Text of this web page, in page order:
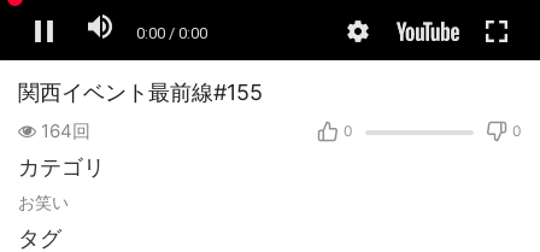
関西イベント最前線#155
0 0
164回
カテゴリ
お笑い
タグ